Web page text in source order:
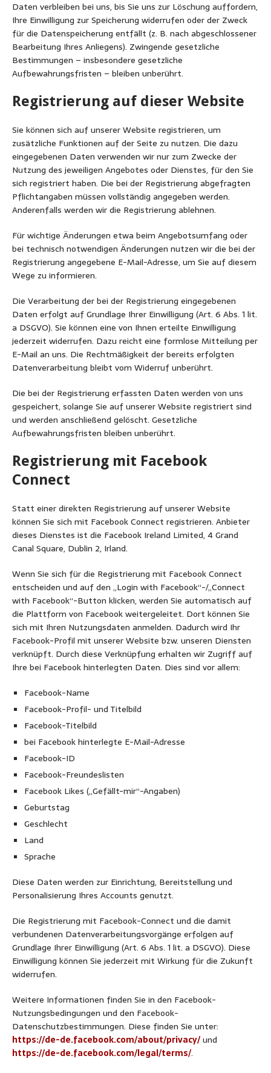
Daten verbleiben bei uns, bis Sie uns zur Löschung auffordern,
Ihre Einwilligung zur Speicherung widerrufen oder der Zweck
für die Datenspeicherung entfällt (z. B. nach abgeschlossener
Bearbeitung Ihres Anliegens). Zwingende gesetzliche
Bestimmungen – insbesondere gesetzliche
Aufbewahrungsfristen – bleiben unberührt.
Registrierung auf dieser Website
Sie können sich auf unserer Website registrieren, um
zusätzliche Funktionen auf der Seite zu nutzen. Die dazu
eingegebenen Daten verwenden wir nur zum Zwecke der
Nutzung des jeweiligen Angebotes oder Dienstes, für den Sie
sich registriert haben. Die bei der Registrierung abgefragten
Pflichtangaben müssen vollständig angegeben werden.
Anderenfalls werden wir die Registrierung ablehnen.
Für wichtige Änderungen etwa beim Angebotsumfang oder
bei technisch notwendigen Änderungen nutzen wir die bei der
Registrierung angegebene E-Mail-Adresse, um Sie auf diesem
Wege zu informieren.
Die Verarbeitung der bei der Registrierung eingegebenen
Daten erfolgt auf Grundlage Ihrer Einwilligung (Art. 6 Abs. 1 lit.
a DSGVO). Sie können eine von Ihnen erteilte Einwilligung
jederzeit widerrufen. Dazu reicht eine formlose Mitteilung per
E-Mail an uns. Die Rechtmäßigkeit der bereits erfolgten
Datenverarbeitung bleibt vom Widerruf unberührt.
Die bei der Registrierung erfassten Daten werden von uns
gespeichert, solange Sie auf unserer Website registriert sind
und werden anschließend gelöscht. Gesetzliche
Aufbewahrungsfristen bleiben unberührt.
Registrierung mit Facebook
Connect
Statt einer direkten Registrierung auf unserer Website
können Sie sich mit Facebook Connect registrieren. Anbieter
dieses Dienstes ist die Facebook Ireland Limited, 4 Grand
Canal Square, Dublin 2, Irland.
Wenn Sie sich für die Registrierung mit Facebook Connect
entscheiden und auf den „Login with Facebook“-/„Connect
with Facebook“-Button klicken, werden Sie automatisch auf
die Plattform von Facebook weitergeleitet. Dort können Sie
sich mit Ihren Nutzungsdaten anmelden. Dadurch wird Ihr
Facebook-Profil mit unserer Website bzw. unseren Diensten
verknüpft. Durch diese Verknüpfung erhalten wir Zugriff auf
Ihre bei Facebook hinterlegten Daten. Dies sind vor allem:
Facebook-Name
Facebook-Profil- und Titelbild
Facebook-Titelbild
bei Facebook hinterlegte E-Mail-Adresse
Facebook-ID
Facebook-Freundeslisten
Facebook Likes („Gefällt-mir“-Angaben)
Geburtstag
Geschlecht
Land
Sprache
Diese Daten werden zur Einrichtung, Bereitstellung und
Personalisierung Ihres Accounts genutzt.
Die Registrierung mit Facebook-Connect und die damit
verbundenen Datenverarbeitungsvorgänge erfolgen auf
Grundlage Ihrer Einwilligung (Art. 6 Abs. 1 lit. a DSGVO). Diese
Einwilligung können Sie jederzeit mit Wirkung für die Zukunft
widerrufen.
Weitere Informationen finden Sie in den Facebook-
Nutzungsbedingungen und den Facebook-
Datenschutzbestimmungen. Diese finden Sie unter:
https://de-de.facebook.com/about/privacy/und
https://de-de.facebook.com/legal/terms/.